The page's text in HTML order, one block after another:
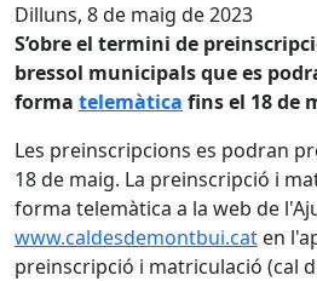
Dilluns, 8 de maig de 2023
S’obre el termini de
bressol municipals que es
forma telemàtica fins el 18 de
Les preinscripcions es podran
18 de maig. La preinscripció i
forma telemàtica a la web de
www.caldesdemontbui.cat en
preinscripció i matriculació (cal